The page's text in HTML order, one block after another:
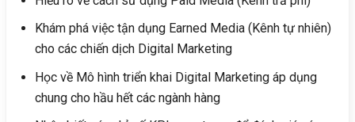
Khám phá việc tận dụng Earned Media (Kênh tự nhiên)
cho các chiến dịch Digital Marketing
Học về Mô hình triển khai Digital Marketing áp dụng
chung cho hầu hết các ngành hàng